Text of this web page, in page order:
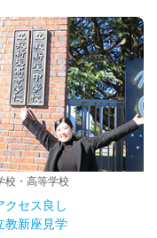
校・高等学校
クセス良し
教新座見学